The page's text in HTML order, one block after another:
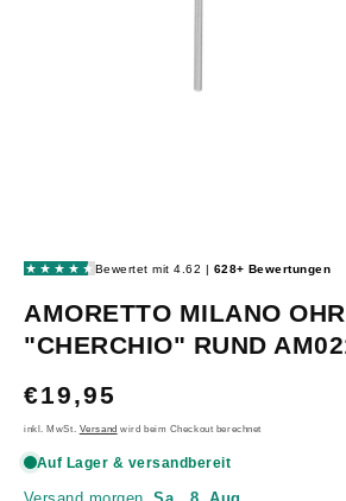
ÖFFNEN
AMORETTO MILANO
"CHERCHIO" RUND
NORMALER
PREIS
€19,95
inkl. MwSt. Versand wird beim Checkout berechnet